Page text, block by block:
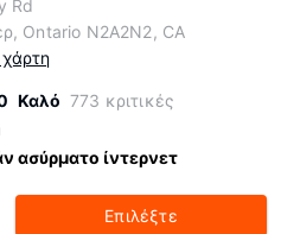
Rd
Ontario N2A2N2, CA
Καλό 773 κριτικές
ασύρματο ίντερνετ
Επιλέξτε